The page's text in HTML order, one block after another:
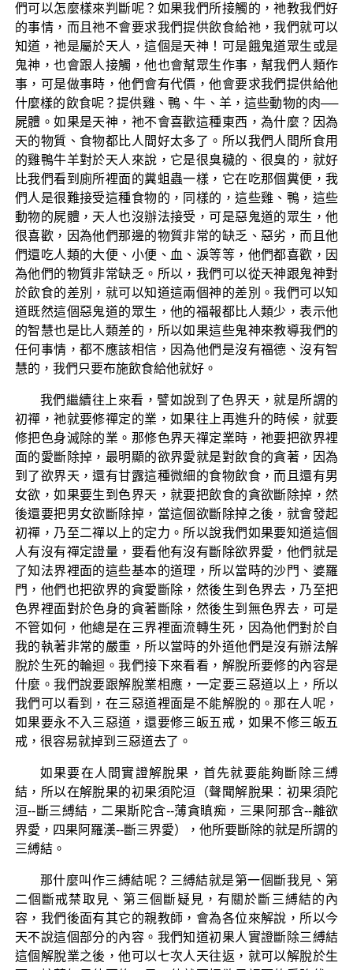
們可以怎麼樣來判斷呢？如果我們所接觸的，祂教我們好
的事情，而且祂不會要求我們提供飲食給祂，我們就可以
知道，祂是屬於天人，這個是天神！可是餓鬼道眾生或是
鬼神，也會跟人接觸，他也會幫眾生作事，幫我們人類作
事，可是做事時，他們會有代價，他會要求我們提供給他
什麼樣的飲食呢？提供雞、鴨、牛、羊，這些動物的肉──
屍體。如果是天神，祂不會喜歡這種東西，為什麼？因為
天的物質、食物都比人間好太多了。所以我們人間所食用
的雞鴨牛羊對於天人來說，它是很臭穢的、很臭的，就好
比我們看到廁所裡面的糞蛆蟲一樣，它在吃那個糞便，我
們人是很難接受這種食物的，同樣的，這些雞、鴨，這些
動物的屍體，天人也沒辦法接受，可是惡鬼道的眾生，他
很喜歡，因為他們那邊的物質非常的缺乏、惡劣，而且他
們還吃人類的大便、小便、血、淚等等，他們都喜歡，因
為他們的物質非常缺乏。所以，我們可以從天神跟鬼神對
於飲食的差別，就可以知道這兩個神的差別。我們可以知
道既然這個惡鬼道的眾生，他的福報都比人類少，表示他
的智慧也是比人類差的，所以如果這些鬼神來教導我們的
任何事情，都不應該相信，因為他們是沒有福德、沒有智
慧的，我們只要布施飲食給他就好。
我們繼續往上來看，譬如說到了色界天，就是所謂的
初禪，祂就要修禪定的業，如果往上再進升的時候，就要
修把色身滅除的業。那修色界天禪定業時，祂要把欲界裡
面的愛斷除掉，最明顯的欲界愛就是對飲食的貪著，因為
到了欲界天，還有甘露這種微細的食物飲食，而且還有男
女欲，如果要生到色界天，就要把飲食的貪欲斷除掉，然
後還要把男女欲斷除掉，當這個欲斷除掉之後，就會發起
初禪，乃至二禪以上的定力。所以說我們如果要知道這個
人有沒有禪定證量，要看他有沒有斷除欲界愛，他們就是
了知法界裡面的這些基本的道理，所以當時的沙門、婆羅
門，他們也把欲界的貪愛斷除，然後生到色界去，乃至把
色界裡面對於色身的貪著斷除，然後生到無色界去，可是
不管如何，他總是在三界裡面流轉生死，因為他們對於自
我的執著非常的嚴重，所以當時的外道他們是沒有辦法解
脫於生死的輪迴。我們接下來看看，解脫所要修的內容是
什麼。我們說要跟解脫業相應，一定要三惡道以上，所以
我們可以看到，在三惡道裡面是不能解脫的。那在人呢，
如果要永不入三惡道，還要修三皈五戒，如果不修三皈五
戒，很容易就掉到三惡道去了。
如果要在人間實證解脫果，首先就要能夠斷除三縛
結，所以在解脫果的初果須陀洹（聲聞解脫果：初果須陀
洹--斷三縛結，二果斯陀含--薄貪瞋痴，三果阿那含--離欲
界愛，四果阿羅漢--斷三界愛），他所要斷除的就是所謂的
三縛結。
那什麼叫作三縛結呢？三縛結就是第一個斷我見、第
二個斷戒禁取見、第三個斷疑見，有關於斷三縛結的內
容，我們後面有其它的親教師，會為各位來解說，所以今
天不說這個部分的內容。我們知道初果人實證斷除三縛結
這個解脫業之後，他可以七次人天往返，就可以解脫於生